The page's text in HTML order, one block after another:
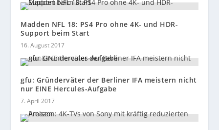
Madden NFL 18: PS4 Pro ohne 4K- und HDR-
Support beim Start
16. August 2017
gfu: Gründerväter der Berliner IFA meistern nicht
nur EINE Hercules-Aufgabe
7. April 2017